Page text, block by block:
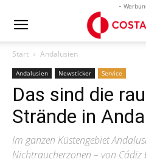
-
Start Andalusien
Andalusien Newsticker Service
Das sind die
Strände in
Im ganzen Küstengebiet
Nichtraucherzonen – von